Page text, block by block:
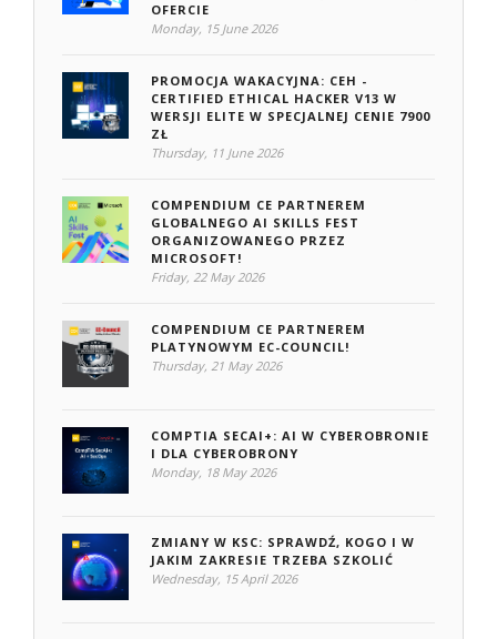
OFERCIE
Monday, 15 June 2026
PROMOCJA WAKACYJNA: CEH -
CERTIFIED ETHICAL HACKER V13 W
WERSJI ELITE W SPECJALNEJ CENIE 7900
ZŁ
Thursday, 11 June 2026
COMPENDIUM CE PARTNEREM
GLOBALNEGO AI SKILLS FEST
ORGANIZOWANEGO PRZEZ
MICROSOFT!
Friday, 22 May 2026
COMPENDIUM CE PARTNEREM
PLATYNOWYM EC-COUNCIL!
Thursday, 21 May 2026
COMPTIA SECAI+: AI W CYBEROBRONIE
I DLA CYBEROBRONY
Monday, 18 May 2026
ZMIANY W KSC: SPRAWDŹ, KOGO I W
JAKIM ZAKRESIE TRZEBA SZKOLIĆ
Wednesday, 15 April 2026